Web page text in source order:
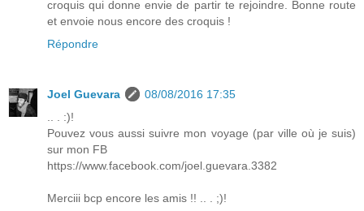
croquis qui donne envie de partir te rejoindre. Bonne route
et envoie nous encore des croquis !
Répondre
Joel Guevara
08/08/2016 17:35
.. . :)!
Pouvez vous aussi suivre mon voyage (par ville où je suis)
sur mon FB
https://www.facebook.com/joel.guevara.3382
Merciii bcp encore les amis !! .. . ;)!